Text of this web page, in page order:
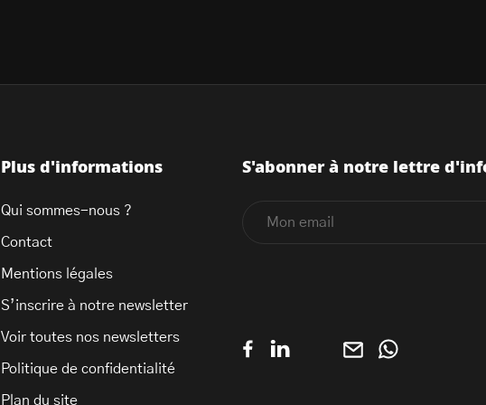
Plus d'informations
Qui sommes-nous ?
Contact
Mentions légales
S’inscrire à notre newsletter
Voir toutes nos newsletters
Politique de confidentialité
Plan du site
S'abonner à notre lettre